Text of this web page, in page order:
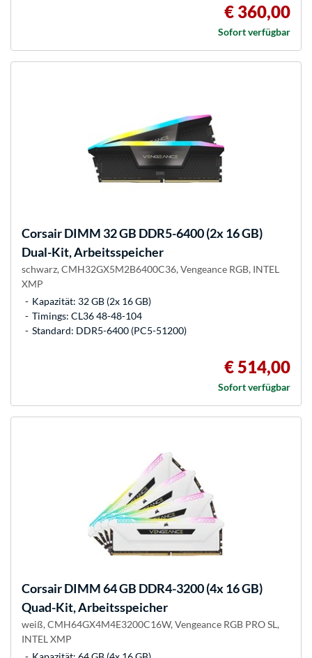
€ 360,00
Sofort verfügbar
CorsairDIMM 32 GB DDR5-6400 (2x 16 GB)
Dual-Kit, Arbeitsspeicher
schwarz, CMH32GX5M2B6400C36, Vengeance RGB, INTEL
XMP
Kapazität: 32 GB (2x 16 GB)
Timings: CL36 48-48-104
Standard: DDR5-6400 (PC5-51200)
€ 514,00
Sofort verfügbar
CorsairDIMM 64 GB DDR4-3200 (4x 16 GB)
Quad-Kit, Arbeitsspeicher
weiß, CMH64GX4M4E3200C16W, Vengeance RGB PRO SL,
INTEL XMP